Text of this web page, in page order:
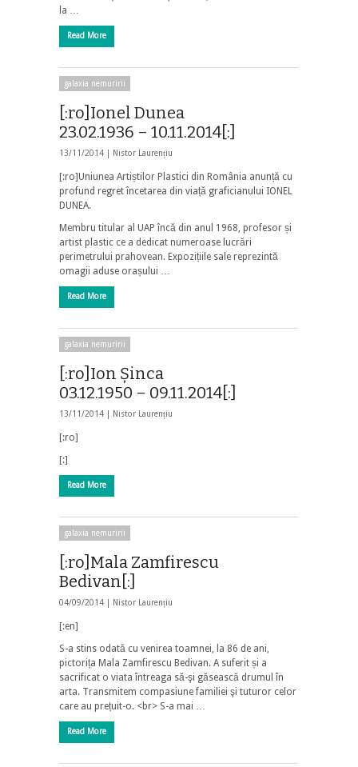
la …
Read More
galaxia nemuririi
[:ro]Ionel Dunea
23.02.1936 – 10.11.2014[:]
13/11/2014 | Nistor Laurențiu
[:ro]Uniunea Artiștilor Plastici din România anunță cu
profund regret încetarea din viață graficianului IONEL
DUNEA.
Membru titular al UAP încă din anul 1968, profesor și
artist plastic ce a dedicat numeroase lucrări
perimetrului prahovean. Expozițiile sale reprezintă
omagii aduse orașului …
Read More
galaxia nemuririi
[:ro]Ion Șinca
03.12.1950 – 09.11.2014[:]
13/11/2014 | Nistor Laurențiu
[:ro]
[:]
Read More
galaxia nemuririi
[:ro]Mala Zamfirescu
Bedivan[:]
04/09/2014 | Nistor Laurențiu
[:en]
S-a stins odată cu venirea toamnei, la 86 de ani,
pictorița Mala Zamfirescu Bedivan. A suferit și a
sacrificat o viata întreaga să-şi găsească drumul în
arta. Transmitem compasiune familiei şi tuturor celor
care au prețuit-o. <br> S-a mai …
Read More